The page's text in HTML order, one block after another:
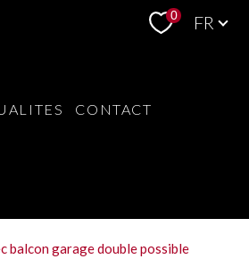
0 FR
CONTACT
balcon garage double possible